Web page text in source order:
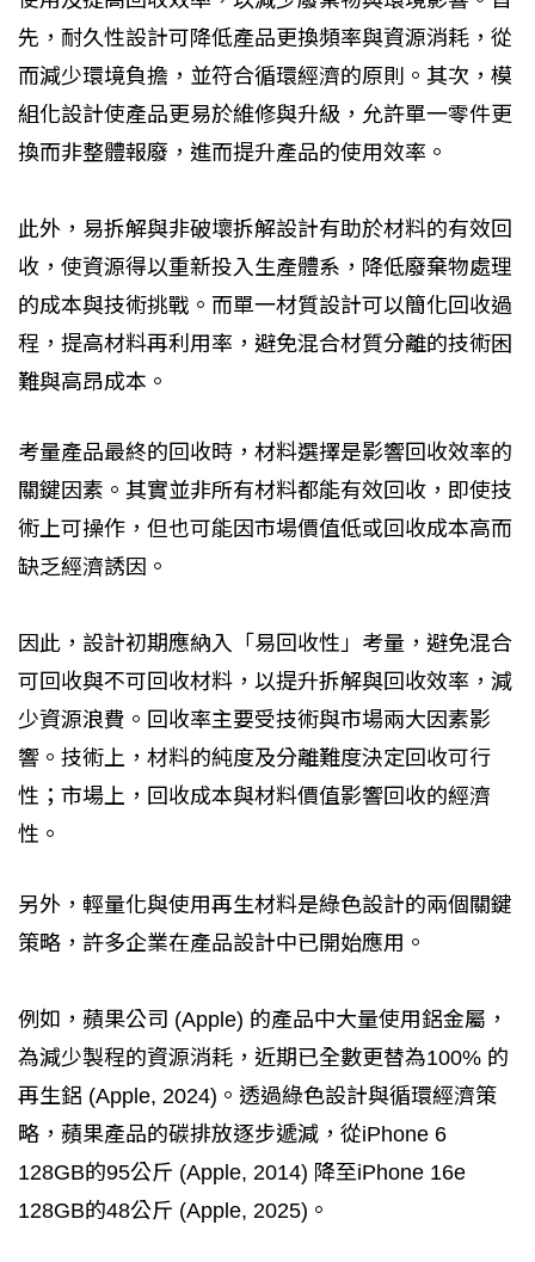
先，耐久性設計可降低產品更換頻率與資源消耗，從
而減少環境負擔，並符合循環經濟的原則。其次，模
組化設計使產品更易於維修與升級，允許單一零件更
換而非整體報廢，進而提升產品的使用效率。
此外，易拆解與非破壞拆解設計有助於材料的有效回
收，使資源得以重新投入生產體系，降低廢棄物處理
的成本與技術挑戰。而單一材質設計可以簡化回收過
程，提高材料再利用率，避免混合材質分離的技術困
難與高昂成本。
考量產品最終的回收時，材料選擇是影響回收效率的
關鍵因素。其實並非所有材料都能有效回收，即使技
術上可操作，但也可能因市場價值低或回收成本高而
缺乏經濟誘因。
因此，設計初期應納入「易回收性」考量，避免混合
可回收與不可回收材料，以提升拆解與回收效率，減
少資源浪費。回收率主要受技術與市場兩大因素影
響。技術上，材料的純度及分離難度決定回收可行
性；市場上，回收成本與材料價值影響回收的經濟
性。
另外，輕量化與使用再生材料是綠色設計的兩個關鍵
策略，許多企業在產品設計中已開始應用。
例如，蘋果公司 (Apple) 的產品中大量使用鋁金屬，
為減少製程的資源消耗，近期已全數更替為100% 的
再生鋁 (Apple, 2024)。透過綠色設計與循環經濟策
略，蘋果產品的碳排放逐步遞減，從iPhone 6
128GB的95公斤 (Apple, 2014) 降至iPhone 16e
128GB的48公斤 (Apple, 2025)。